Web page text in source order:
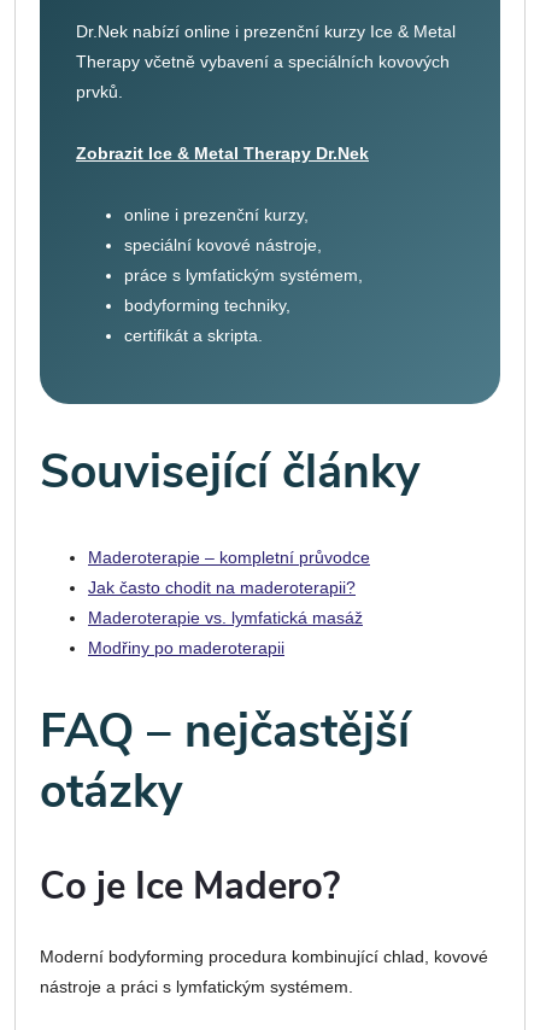
Dr.Nek nabízí online i prezenční kurzy Ice & Metal
Therapy včetně vybavení a speciálních kovových
prvků.
Zobrazit Ice & Metal Therapy Dr.Nek
online i prezenční kurzy,
speciální kovové nástroje,
práce s lymfatickým systémem,
bodyforming techniky,
certifikát a skripta.
Související články
Maderoterapie – kompletní průvodce
Jak často chodit na maderoterapii?
Maderoterapie vs. lymfatická masáž
Modřiny po maderoterapii
FAQ – nejčastější
otázky
Co je Ice Madero?
Moderní bodyforming procedura kombinující chlad, kovové
nástroje a práci s lymfatickým systémem.